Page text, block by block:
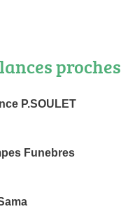
proches
P.SOULET
Funebres